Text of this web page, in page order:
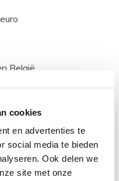
cookies
en advertenties te
social media te bieden
Ook delen we
site met onze
België
RVS, incl. vaste
voor in je badkamer.